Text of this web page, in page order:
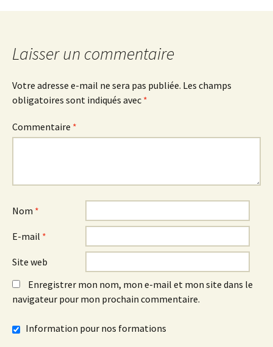
des
articles
Laisser un commentaire
Votre adresse e-mail ne sera pas publiée. Les champs
obligatoires sont indiqués avec *
Commentaire *
Nom *
E-mail *
Site web
Enregistrer mon nom, mon e-mail et mon site dans le
navigateur pour mon prochain commentaire.
Information pour nos formations